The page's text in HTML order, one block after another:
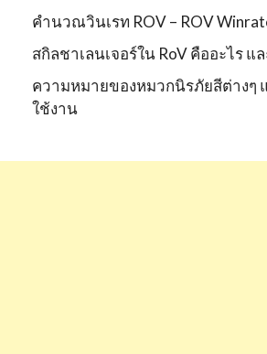
คำนวณวินเรท ROV – ROV
สกิลชาเลนเจอร์ใน RoV คืออะไร แ
ความหมายของหมวกนิรภัยสีต่างๆ
ใช้งาน